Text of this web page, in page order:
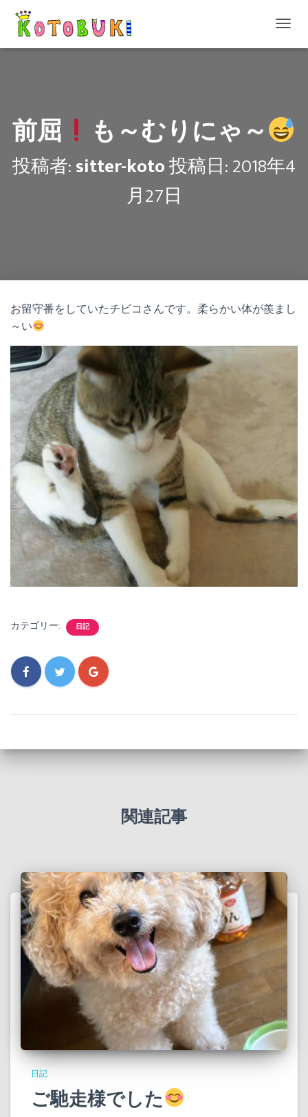
ビ
を
切
替
前屈 も～むりにゃ～
投稿者:sitter-koto投稿日:2018年4
月27日
お留守番をしていたチビコさんです。柔らかい体が羨まし
～い
カテゴリー: 日記
関連記事
日記
ご馳走様でした